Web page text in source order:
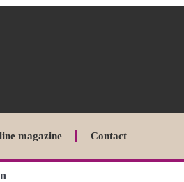
magazine Contact